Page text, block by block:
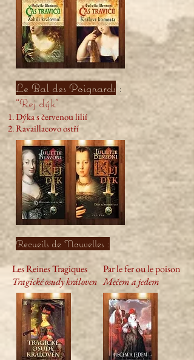
Le Bal des Poignards :
“Rej dýk”
Dýka s červenou lilií
Ravaillacovo ostří
Recueils de Nouvelles :
Les Reines Tragiques
Tragické osudy královen
Par le fer ou le poison
Mečem a jedem